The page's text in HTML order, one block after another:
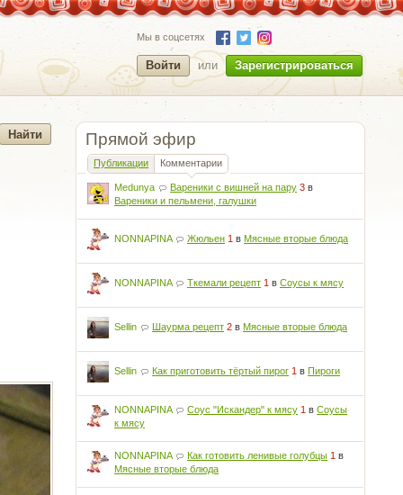
Мы в соцсетях
Войти или Зарегистрироваться
Прямой эфир
Публикации Комментарии
Medunya Вареники с вишней на пару 3 в
Вареники и пельмени, галушки
NONNAPINA Жюльен 1 вМясные вторые блюда
NONNAPINA Ткемали рецепт 1 вСоусы к мясу
Sellin Шаурма рецепт 2 вМясные вторые блюда
Sellin Как приготовить тёртый пирог 1 вПироги
NONNAPINA Соус "Искандер" к мясу 1 вСоусы
к мясу
NONNAPINA Как готовить ленивые голубцы 1 в
Мясные вторые блюда